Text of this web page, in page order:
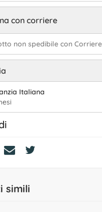
con corriere
non spedibile con
Italiana
simili